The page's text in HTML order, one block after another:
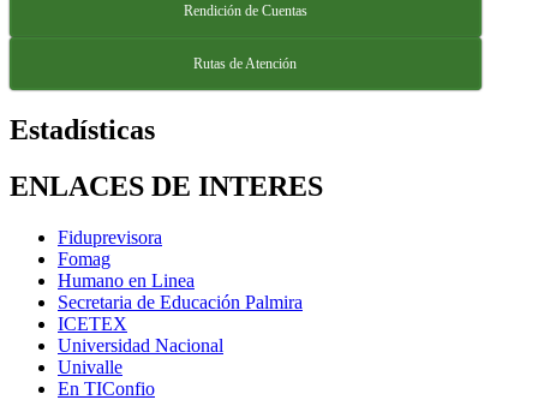
Rendición de Cuentas
Rutas de Atención
Estadísticas
ENLACES DE INTERES
Fiduprevisora
Fomag
Humano en Linea
Secretaria de Educación Palmira
ICETEX
Universidad Nacional
Univalle
En TIConfio